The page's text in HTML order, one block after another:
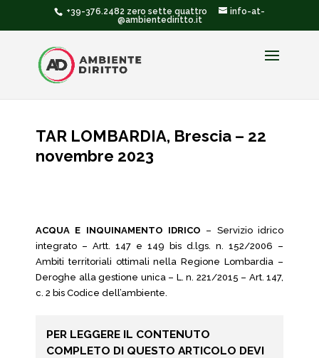
+39-376.2482 zero sette quattro
info-at-
@ambientediritto.it
TAR LOMBARDIA, Brescia – 22
novembre 2023
ACQUA E INQUINAMENTO IDRICO – Servizio idrico
integrato – Artt. 147 e 149 bis d.lgs. n. 152/2006 –
Ambiti territoriali ottimali nella Regione Lombardia –
Deroghe alla gestione unica – L. n. 221/2015 – Art. 147,
c. 2 bis Codice dell’ambiente.
PER LEGGERE IL CONTENUTO
COMPLETO DI QUESTO ARTICOLO DEVI